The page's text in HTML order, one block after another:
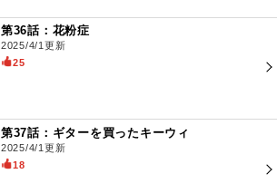
第36話：花粉症
2025/4/1更新
25
第37話：ギターを買ったキーウィ
2025/4/1更新
18